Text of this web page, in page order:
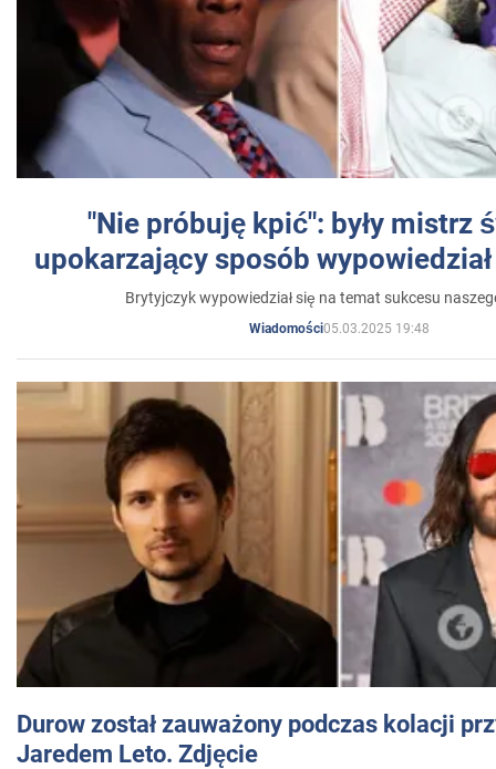
"Nie próbuję kpić": były mistrz
upokarzający sposób
Brytyjczyk wypowiedział się na temat sukcesu
Wiadomości05.03.2025 19:48
Durow został zauważony podczas kolacji
Jaredem Leto. Zdjęcie